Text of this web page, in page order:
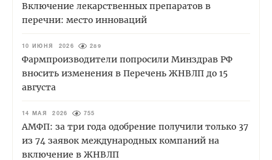
Включение лекарственных препаратов в
перечни: место инноваций
10 ИЮНЯ 2026 289
Фармпроизводители попросили Минздрав РФ
вносить изменения в Перечень ЖНВЛП до 15
августа
14 МАЯ 2026 755
АМФП: за три года одобрение получили только 37
из 74 заявок международных компаний на
включение в ЖНВЛП